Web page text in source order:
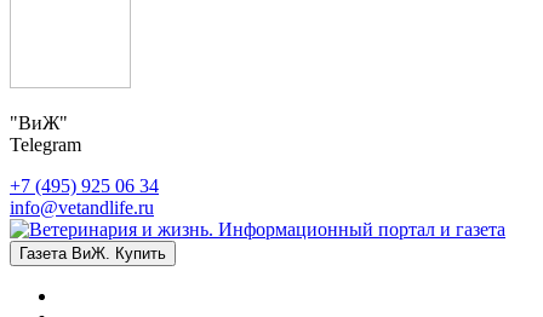
"ВиЖ"
Telegram
+7 (495) 925 06 34
info@vetandlife.ru
Газета ВиЖ. Купить